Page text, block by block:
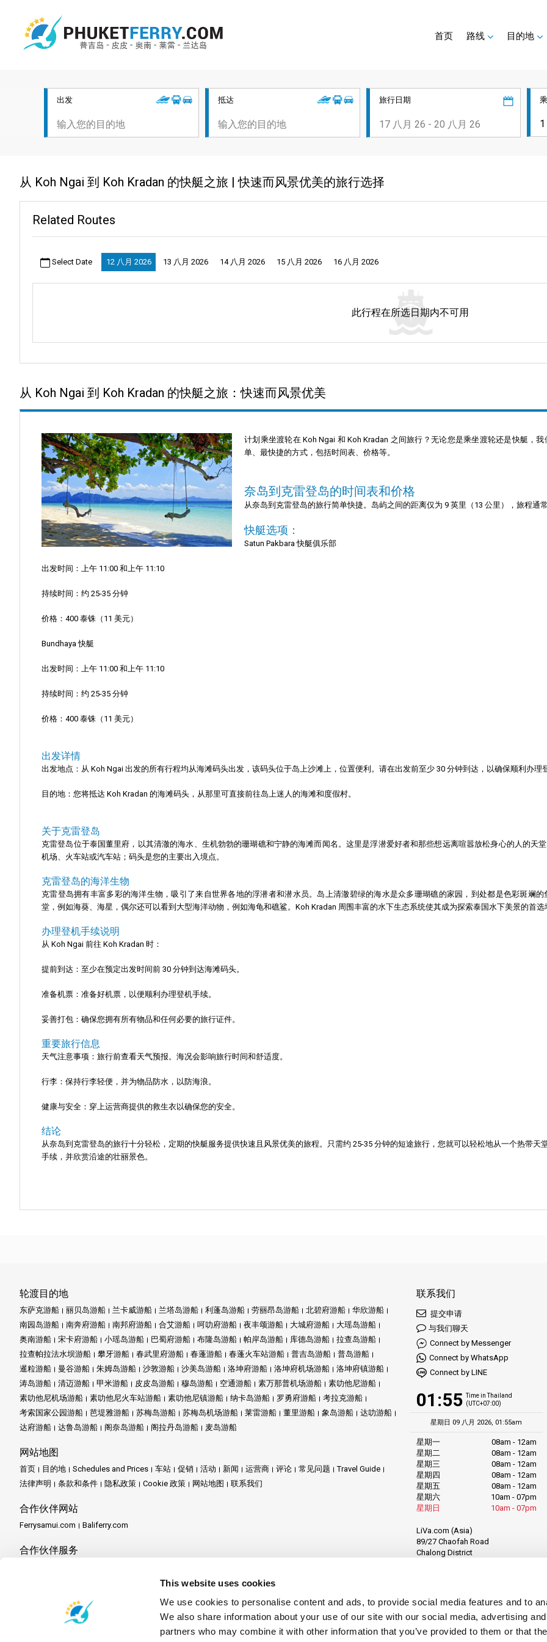
This website uses cookies
We use cookies to personalise content and ads, to provide social media features and to
We also share information about your use of our site with our social media, advertising
partners who may combine it with other information that you’ve provided to them or that
首页 路线 目的地
出发 抵达 旅行日期
从 Koh Ngai 到 Koh Kradan 的快艇之旅 | 快速而风景优美的旅行选择
Related Routes
Select Date 12 八月 2026 13 八月 2026 14 八月 2026 15 八月 2026 16 八月 2026
此行程在所选日期内不可用
从 Koh Ngai 到 Koh Kradan 的快艇之旅：快速而风景优美
计划乘坐渡轮在 Koh Ngai 和 Koh Kradan 之间旅行？无论您是乘坐渡轮还是快艇，
单、最快捷的方式，包括时间表、价格等。
奈岛到克雷登岛的时间表和价格
从奈岛到克雷登岛的旅行简单快捷。岛屿之间的距离仅为 9 英里（13 公里），旅程通
快艇选项：
Satun Pakbara 快艇俱乐部
出发时间：上午 11:00 和上午 11:10
持续时间：约 25-35 分钟
价格：400 泰铢（11 美元）
Bundhaya 快艇
出发时间：上午 11:00 和上午 11:10
持续时间：约 25-35 分钟
价格：400 泰铢（11 美元）
出发详情
出发地点：从 Koh Ngai 出发的所有行程均从海滩码头出发，该码头位于岛上沙滩上，位置便利。请在出发前至少 30 分钟到达，以确保顺利办理
目的地：您将抵达 Koh Kradan 的海滩码头，从那里可直接前往岛上迷人的海滩和度假村。
关于克雷登岛
克雷登岛位于泰国董里府，以其清澈的海水、生机勃勃的珊瑚礁和宁静的海滩而闻名。这里是浮潜爱好者和那些想远离喧嚣放松身心的人的天
机场、火车站或汽车站；码头是您的主要出入境点。
克雷登岛的海洋生物
克雷登岛拥有丰富多彩的海洋生物，吸引了来自世界各地的浮潜者和潜水员。岛上清澈碧绿的海水是众多珊瑚礁的家园，到处都是色彩斑斓
堂，例如海葵、海星，偶尔还可以看到大型海洋动物，例如海龟和礁鲨。Koh Kradan 周围丰富的水下生态系统使其成为探索泰国水下美景的首
办理登机手续说明
从 Koh Ngai 前往 Koh Kradan 时：
提前到达：至少在预定出发时间前 30 分钟到达海滩码头。
准备机票：准备好机票，以便顺利办理登机手续。
妥善打包：确保您拥有所有物品和任何必要的旅行证件。
重要旅行信息
天气注意事项：旅行前查看天气预报。海况会影响旅行时间和舒适度。
行李：保持行李轻便，并为物品防水，以防海浪。
健康与安全：穿上运营商提供的救生衣以确保您的安全。
结论
从奈岛到克雷登岛的旅行十分轻松，定期的快艇服务提供快速且风景优美的旅程。只需约 25-35 分钟的短途旅行，您就可以轻松地从一个热带
手续，并欣赏沿途的壮丽景色。
轮渡目的地
东萨克游船 丽贝岛游船 兰卡威游船 兰塔岛游船 利蓬岛游船 劳丽昂岛游船 北碧府游船
华欣游船
南园岛游船
南奔府游船 南邦府游船 合艾游船 呵叻府游船 夜丰颂游船 大城府游船
大瑶岛游船
奥南游船
宋卡府游船 小瑶岛游船 巴蜀府游船 布隆岛游船 帕岸岛游船 库德岛游船
拉查岛游船
拉查帕拉法水坝游船
攀牙游船 春武里府游船 春蓬游船 春蓬火车站游船 普吉岛游船
普岛游船
暹粒游船
曼谷游船 朱姆岛游船 沙敦游船 沙美岛游船 洛坤府游船 洛坤府机场游船
洛坤府镇游船
涛岛游船
清迈游船 甲米游船 皮皮岛游船 穆岛游船 空通游船 素万那普机场游船
素叻他尼游船
素叻他尼机场游船
素叻他尼火车站游船 素叻他尼镇游船 纳卡岛游船 罗勇府游船
考拉克游船
考索国家公园游船
芭堤雅游船 苏梅岛游船 苏梅岛机场游船 莱雷游船 董里游船 象岛游船
达叻游船
达府游船
达鲁岛游船 阁奈岛游船 阁拉丹岛游船 麦岛游船
网站地图
首页 目的地 Schedules and Prices 车站 促销 活动 新闻 运营商 评论 常见问题
Travel Guide
法律声明
条款和条件 隐私政策 Cookie 政策 网站地图 联系我们
合作伙伴网站
Ferrysamui.com Baliferry.com
合作伙伴服务
联系我们
提交申请
与我们聊天
Connect by Messenger
Connect by WhatsApp
Connect by LINE
01:55 Time in Thailand
(UTC+07:00)
星期日 09 八月 2026, 01:55am
星期一
08am - 12am
星期二
08am - 12am
星期三
08am - 12am
星期四
08am - 12am
星期五
08am - 12am
星期六
10am - 07pm
星期日
10am - 07pm
LiVa.com (Asia)
89/27 Chaofah Road
Chalong District